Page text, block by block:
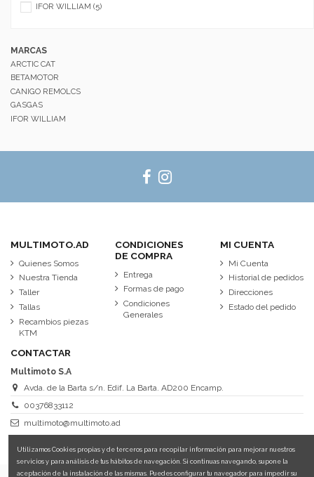
IFOR WILLIAM (5)
MARCAS
ARCTIC CAT
BETAMOTOR
CANIGO REMOLCS
GASGAS
IFOR WILLIAM
MULTIMOTO.AD
Quienes Somos
Nuestra Tienda
Taller
Tallas
Recambios piezas
KTM
CONDICIONES
DE COMPRA
Entrega
Formas de pago
Condiciones
Generales
MI CUENTA
Mi Cuenta
Historial de pedidos
Direcciones
Estado del pedido
CONTACTAR
Multimoto S.A
Avda. de la Barta s/n. Edif. La Barta. AD200 Encamp.
00376833112
multimoto@multimoto.ad
Utilizamos Cookies propias y de terceros para recopilar información para mejorar nuestros
servicios y para análisis de tus hábitos de navegación. Si continuas navegando, supone la
aceptación de la instalación de las mismas. Puedes configurar tu navegador para impedir su